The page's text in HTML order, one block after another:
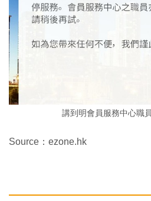
講到明會員服務中心職
Source：ezone.hk